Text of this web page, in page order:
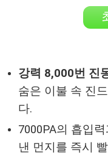
강력 8,000번 진
숨은 이불 속 진
다.
7000PA의 흡입
낸 먼지를 즉시